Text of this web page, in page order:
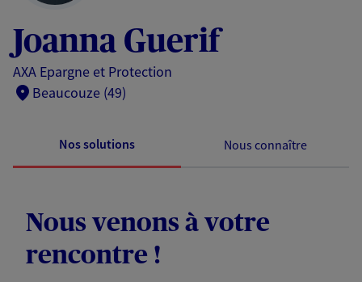
Joanna Guerif
AXA Epargne et Protection
Beaucouze (49)
Nos solutions Nous connaître
Nous venons à votre
rencontre !